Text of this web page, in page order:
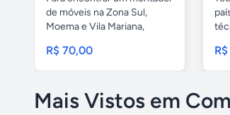
de móveis na Zona Sul,
Moema e Vila Mariana,
R$ 70,00
Mais Vistos em